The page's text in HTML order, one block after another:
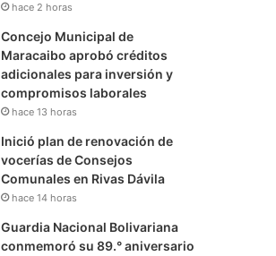
hace 2 horas
Concejo Municipal de
Maracaibo aprobó créditos
adicionales para inversión y
compromisos laborales
hace 13 horas
Inició plan de renovación de
vocerías de Consejos
Comunales en Rivas Dávila
hace 14 horas
Guardia Nacional Bolivariana
conmemoró su 89.° aniversario